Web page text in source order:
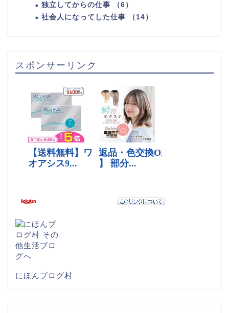
独立してからの仕事 （6）
社会人になってした仕事 （14）
スポンサーリンク
にほんブログ村